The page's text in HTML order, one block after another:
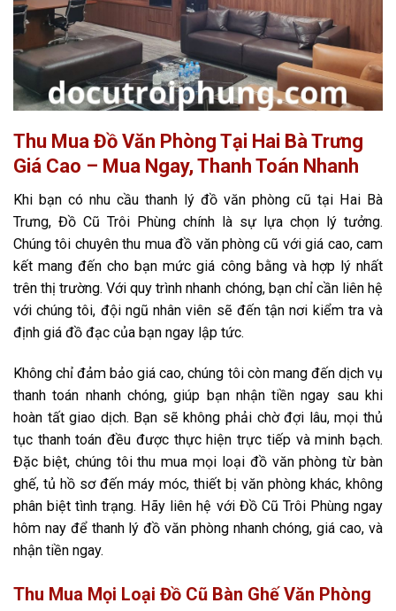
Thu Mua Đồ Văn Phòng Tại Hai Bà Trưng
Giá Cao – Mua Ngay, Thanh Toán Nhanh
Khi bạn có nhu cầu thanh lý đồ văn phòng cũ tại Hai Bà
Trưng, Đồ Cũ Trôi Phùng chính là sự lựa chọn lý tưởng.
Chúng tôi chuyên thu mua đồ văn phòng cũ với giá cao, cam
kết mang đến cho bạn mức giá công bằng và hợp lý nhất
trên thị trường. Với quy trình nhanh chóng, bạn chỉ cần liên hệ
với chúng tôi, đội ngũ nhân viên sẽ đến tận nơi kiểm tra và
định giá đồ đạc của bạn ngay lập tức.
Không chỉ đảm bảo giá cao, chúng tôi còn mang đến dịch vụ
thanh toán nhanh chóng, giúp bạn nhận tiền ngay sau khi
hoàn tất giao dịch. Bạn sẽ không phải chờ đợi lâu, mọi thủ
tục thanh toán đều được thực hiện trực tiếp và minh bạch.
Đặc biệt, chúng tôi thu mua mọi loại đồ văn phòng từ bàn
ghế, tủ hồ sơ đến máy móc, thiết bị văn phòng khác, không
phân biệt tình trạng. Hãy liên hệ với Đồ Cũ Trôi Phùng ngay
hôm nay để thanh lý đồ văn phòng nhanh chóng, giá cao, và
nhận tiền ngay.
Thu Mua Mọi Loại Đồ Cũ Bàn Ghế Văn Phòng